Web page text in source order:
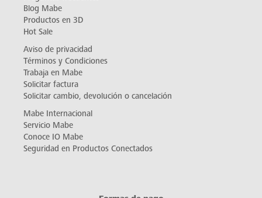
Blog Mabe
Productos en 3D
Hot Sale
Aviso de privacidad
Términos y Condiciones
Trabaja en Mabe
Solicitar factura
Solicitar cambio, devolución o cancelación
Mabe Internacional
Servicio Mabe
Conoce IO Mabe
Seguridad en Productos Conectados